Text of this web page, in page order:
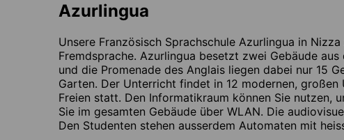
Azurlingua
Unsere Französisch Sprachschule Azurlingua in
Fremdsprache. Azurlingua besetzt zwei Gebäude
und die Promenade des Anglais liegen dabei nur 15
Garten. Der Unterricht findet in 12 modernen,
Freien statt. Den Informatikraum können Sie nutzen,
Sie im gesamten Gebäude über WLAN. Die
Den Studenten stehen ausserdem Automaten mit